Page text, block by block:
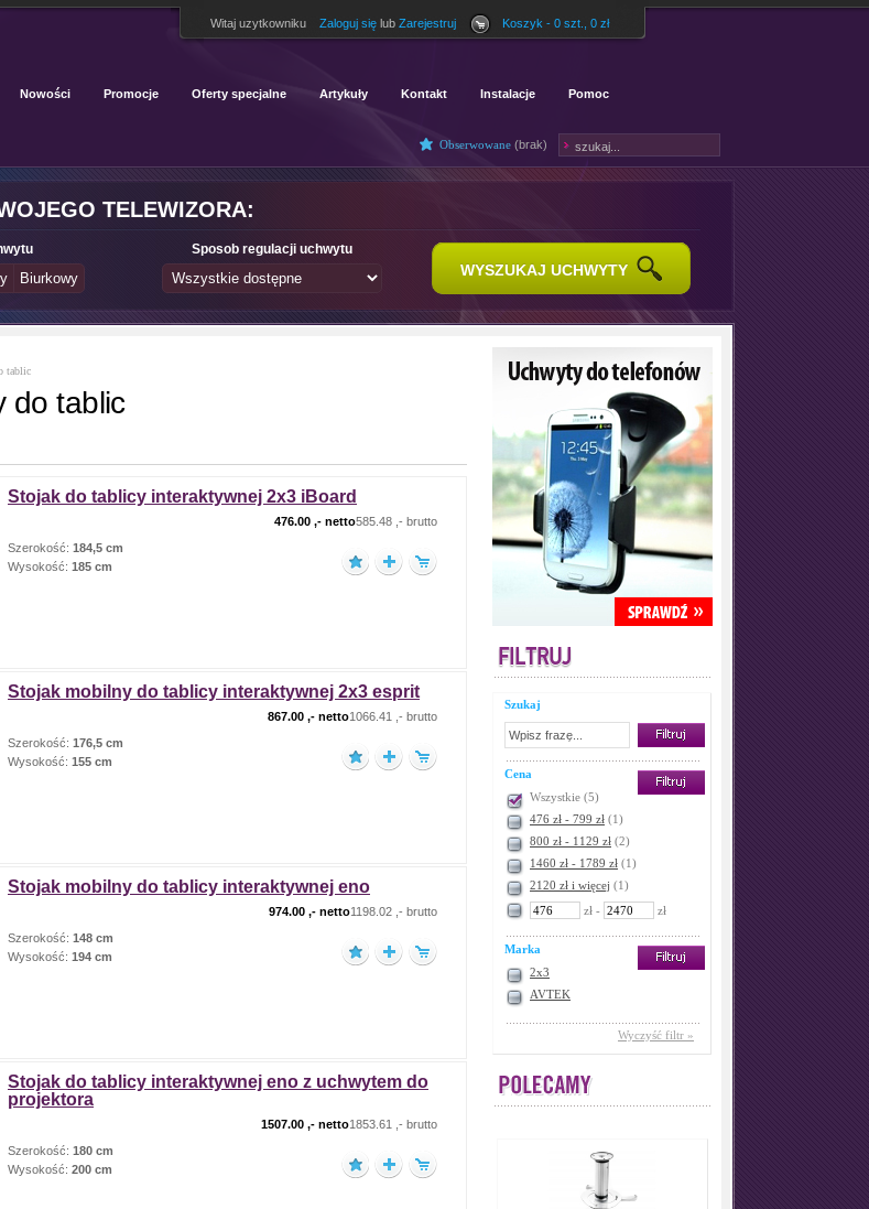
Witaj uzytkowniku Zaloguj się lub Zarejestruj Koszyk - 0 szt., 0 zł
Nowości Promocje Oferty specjalne Artykuły Kontakt Instalacje Pomoc
Obserwowane (brak)
TELEWIZORA:
Sposob regulacji uchwytu
WYSZUKAJ UCHWYTY
tablic
do tablic
Stojak do tablicy interaktywnej 2x3 iBoard
476.00 ,- netto585.48 ,- brutto
Szerokość: 184,5 cm
Wysokość: 185 cm
Stojak mobilny do tablicy interaktywnej 2x3 esprit
867.00 ,- netto1066.41 ,- brutto
Szerokość: 176,5 cm
Wysokość: 155 cm
Stojak mobilny do tablicy interaktywnej eno
974.00 ,- netto1198.02 ,- brutto
Szerokość: 148 cm
Wysokość: 194 cm
Stojak do tablicy interaktywnej eno z uchwytem do
projektora
1507.00 ,- netto1853.61 ,- brutto
Szerokość: 180 cm
Wysokość: 200 cm
Szukaj
Cena
Wszystkie (5)
476 zł - 799 zł (1)
800 zł - 1129 zł (2)
1460 zł - 1789 zł (1)
2120 zł i więcej (1)
zł -
zł
Marka
2x3
AVTEK
Wyczyść filtr »